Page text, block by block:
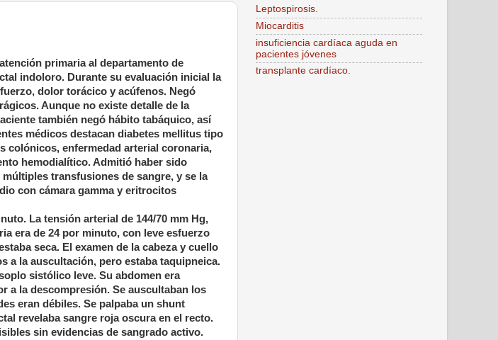
primaria al departamento de
indoloro. Durante su evaluación inicial la
dolor torácico y acúfenos. Negó
Aunque no existe detalle de la
también negó hábito tabáquico, así
médicos destacan diabetes mellitus tipo
colónicos, enfermedad arterial coronaria,
hemodialítico. Admitió haber sido
transfusiones de sangre, y se la
con cámara gamma y eritrocitos
La tensión arterial de 144/70 mm Hg,
era de 24 por minuto, con leve esfuerzo
seca. El examen de la cabeza y cuello
a la auscultación, pero estaba taquipneica.
sistólico leve. Su abdomen era
a la descompresión. Se auscultaban los
eran débiles. Se palpaba un shunt
revelaba sangre roja oscura en el recto.
sin evidencias de sangrado activo.
Leptospirosis.
Miocarditis
insuficiencia cardíaca aguda en
pacientes jóvenes
transplante cardíaco.